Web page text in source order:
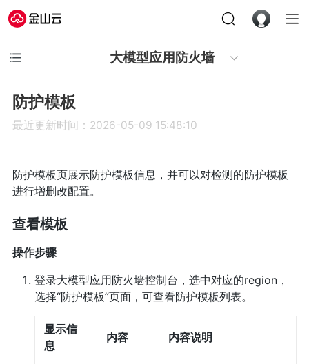
大模型应用防火墙
防护模板
最近更新时间：2026-05-09 15:48:10
防护模板页展示防护模板信息，并可以对检测的防护模板
进行增删改配置。
查看模板
操作步骤
登录大模型应用防火墙控制台，选中对应的region，
选择“防护模板”页面，可查看防护模板列表。
显示信
息
内容 内容说明